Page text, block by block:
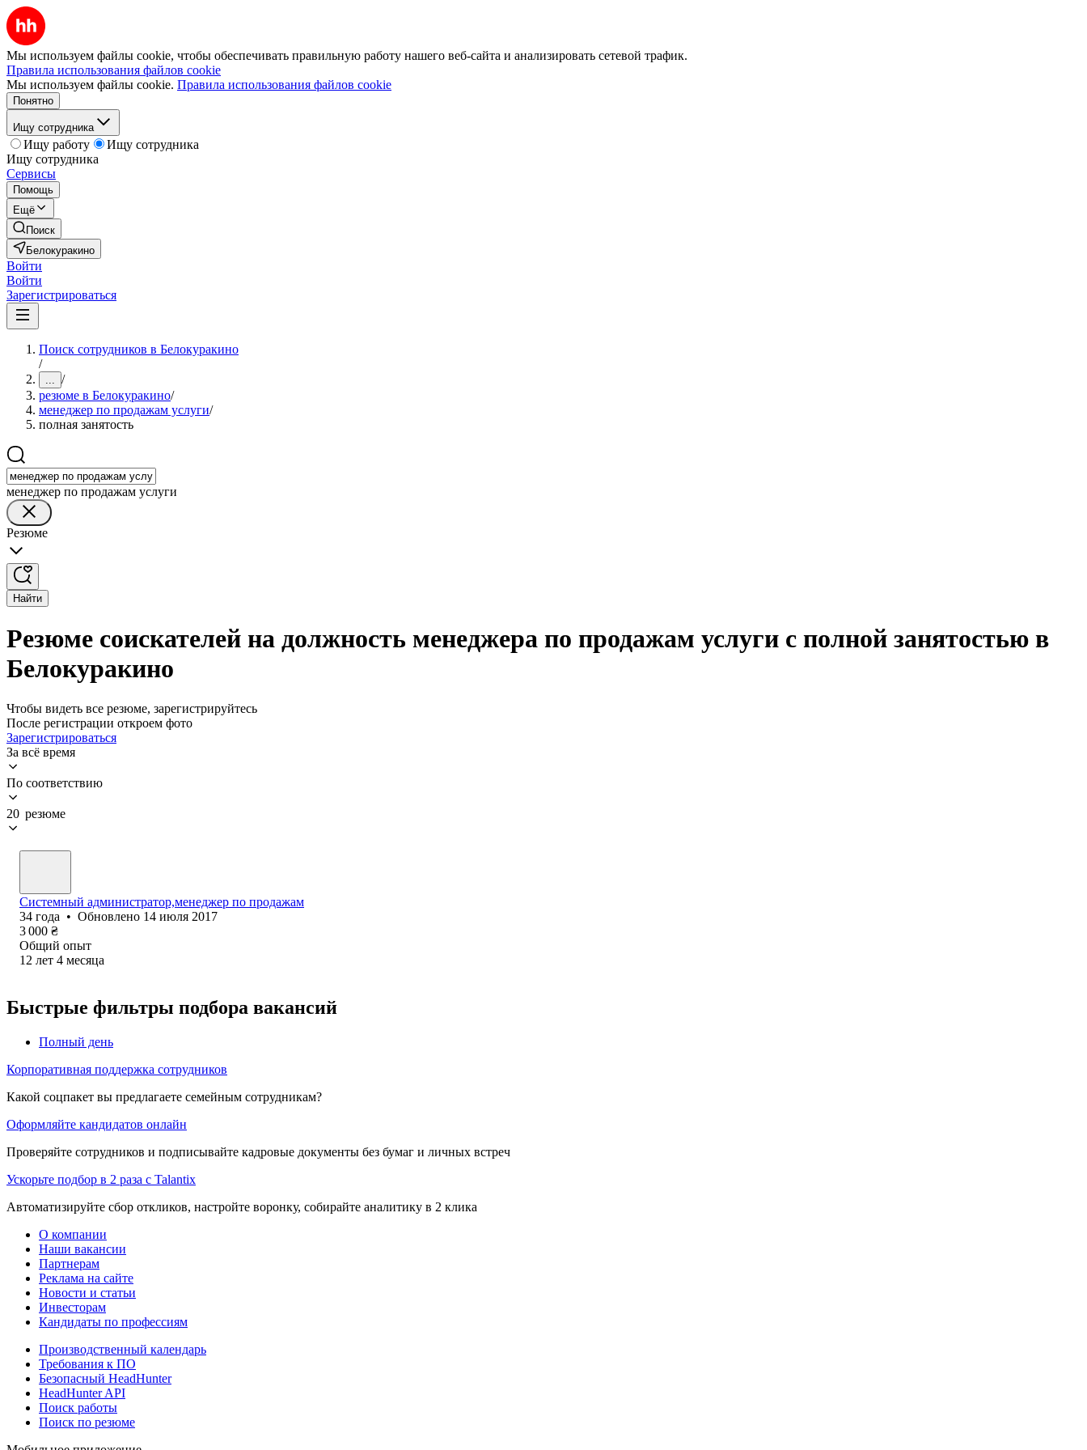
Мы используем файлы cookie, чтобы обеспечивать правильную работу нашего веб-сайта и анализировать сетевой трафик.
Правила использования файлов cookie
Мы используем файлы cookie. Правила использования файлов cookie
Понятно
Ищу сотрудника
Ищу работу
Ищу сотрудника
Ищу сотрудника
Сервисы
Помощь
Ещё
Поиск
Белокуракино
Войти
Войти
Зарегистрироваться
Поиск сотрудников в Белокуракино
/
... /
резюме в Белокуракино/
менеджер по продажам услуги/
полная занятость
менеджер по продажам услуги
Резюме
Найти
Резюме соискателей на должность менеджера по продажам услуги с полной занятостью в
Белокуракино
Чтобы видеть все резюме, зарегистрируйтесь
После регистрации откроем фото
Зарегистрироваться
За всё время
По соответствию
20 резюме
Системный администратор,менеджер по продажам
34 года • Обновлено 14 июля 2017
3 000 ₴
Общий опыт
12 лет 4 месяца
Быстрые фильтры подбора вакансий
Полный день
Корпоративная поддержка сотрудников
Какой соцпакет вы предлагаете семейным сотрудникам?
Оформляйте кандидатов онлайн
Проверяйте сотрудников и подписывайте кадровые документы без бумаг и личных встреч
Ускорьте подбор в 2 раза с Talantix
Автоматизируйте сбор откликов, настройте воронку, собирайте аналитику в 2 клика
О компании
Наши вакансии
Партнерам
Реклама на сайте
Новости и статьи
Инвесторам
Кандидаты по профессиям
Производственный календарь
Требования к ПО
Безопасный HeadHunter
HeadHunter API
Поиск работы
Поиск по резюме